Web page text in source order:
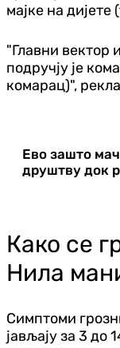
мајке на
"Главни вектор
подручју је
комарац)",
Ево зашто
друштву док
Како се
Нила
Симптоми
јављају за 3 до